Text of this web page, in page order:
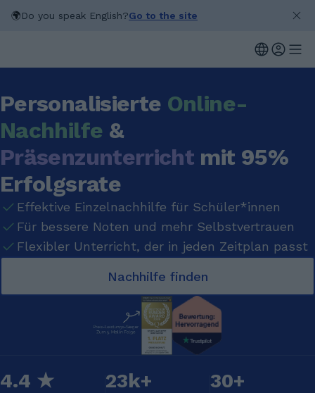
🌍Do you speak English?Go to the site
Personalisierte Online-
Nachhilfe &
Präsenzunterricht mit 95%
Erfolgsrate
Effektive Einzelnachhilfe für Schüler*innen
Für bessere Noten und mehr Selbstvertrauen
Flexibler Unterricht, der in jeden Zeitplan passt
Nachhilfe finden
4.4 ★ 23k+ 30+